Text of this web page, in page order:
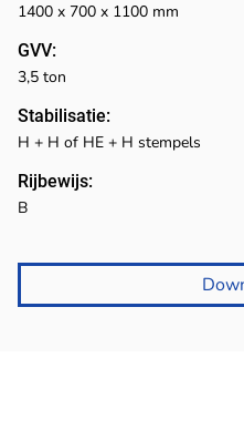
GVV:
1400 x 700 x 1100 mm
3,5 ton
Stabilisatie:
Rijbewijs:
H + H of HE + H stempels
B